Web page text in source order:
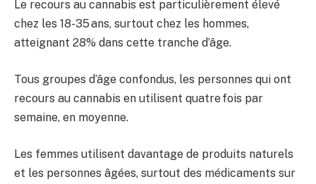
Le recours au cannabis est particulièrement élevé
chez les 18-35 ans, surtout chez les hommes,
atteignant 28% dans cette tranche d’âge.
Tous groupes d’âge confondus, les personnes qui ont
recours au cannabis en utilisent quatre fois par
semaine, en moyenne.
Les femmes utilisent davantage de produits naturels
et les personnes âgées, surtout des médicaments sur